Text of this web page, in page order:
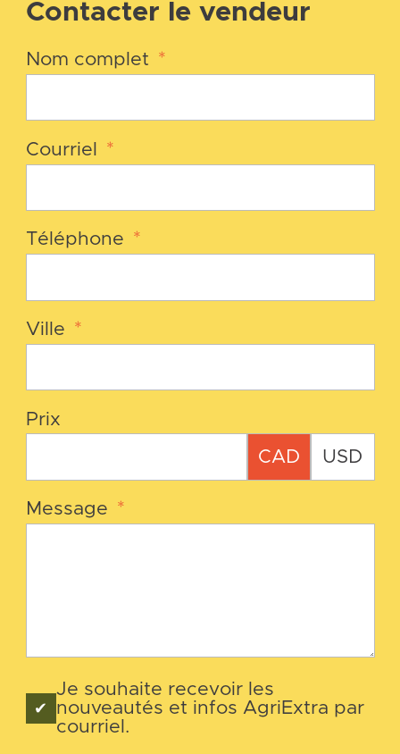
Contacter le vendeur
Nom complet *
Courriel *
Téléphone *
Ville *
Prix
CAD USD
Message *
Je souhaite recevoir les
nouveautés et infos AgriExtra par
courriel.